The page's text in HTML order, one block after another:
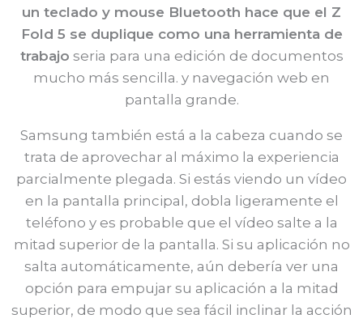
un teclado y mouse Bluetooth hace que el Z
Fold 5 se duplique como una herramienta de
trabajo seria para una edición de documentos
mucho más sencilla. y navegación web en
pantalla grande.
Samsung también está a la cabeza cuando se
trata de aprovechar al máximo la experiencia
parcialmente plegada. Si estás viendo un vídeo
en la pantalla principal, dobla ligeramente el
teléfono y es probable que el vídeo salte a la
mitad superior de la pantalla. Si su aplicación no
salta automáticamente, aún debería ver una
opción para empujar su aplicación a la mitad
superior, de modo que sea fácil inclinar la acción